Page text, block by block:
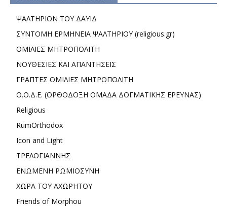
ΨΑΛΤΗΡΙΟΝ ΤΟΥ ΔΑΥΙΔ
ΣΥΝΤΟΜΗ ΕΡΜΗΝΕΙΑ ΨΑΛΤΗΡΙΟΥ (religious.gr)
ΟΜΙΛΙΕΣ ΜΗΤΡΟΠΟΛΙΤΗ
ΝΟΥΘΕΣΙΕΣ ΚΑΙ ΑΠΑΝΤΗΣΕΙΣ
ΓΡΑΠΤΕΣ ΟΜΙΛΙΕΣ ΜΗΤΡΟΠΟΛΙΤΗ
Ο.Ο.Δ.Ε. (ΟΡΘΟΔΟΞΗ ΟΜΑΔΑ ΔΟΓΜΑΤΙΚΗΣ ΕΡΕΥΝΑΣ)
Religious
RumOrthodox
Icon and Light
ΤΡΕΛΟΓΙΑΝΝΗΣ
ΕΝΩΜΕΝΗ ΡΩΜΙΟΣΥΝΗ
ΧΩΡΑ ΤΟΥ ΑΧΩΡΗΤΟΥ
Friends of Morphou